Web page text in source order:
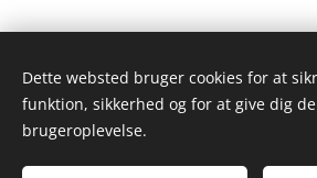
Dette websted bruger cookies for at
funktion, sikkerhed og for at give dig
brugeroplevelse.